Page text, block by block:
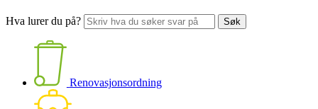
Hva lurer du på?
Renovasjonsordning